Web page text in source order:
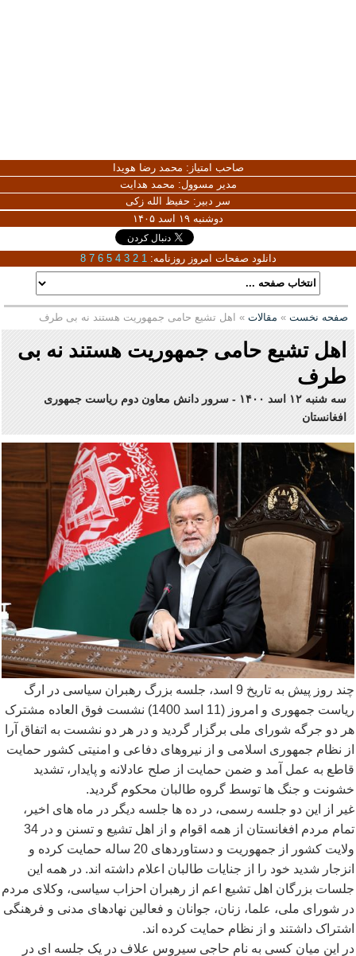
صاحب امتیاز: محمد رضا هویدا
مدیر مسوول: محمد هدایت
سر دبیر: حفیظ الله زکی
دوشنبه ۱۹ اسد ۱۴۰۵
دانلود صفحات امروز روزنامه: 1
2
3
4
5
6
7
8
صفحه نخست » مقالات » اهل تشیع حامی جمهوریت هستند نه بی طرف
اهل تشیع حامی جمهوریت هستند نه بی
طرف
سه شنبه ۱۲ اسد ۱۴۰۰ - سرور دانش معاون دوم ریاست جمهوری
افغانستان
چند روز پیش به تاریخ 9 اسد، جلسه بزرگ رهبران سیاسی در ارگ
ریاست جمهوری و امروز (11 اسد 1400) نشست فوق العاده مشترک
هر دو جرگه شورای ملی برگزار گردید و در هر دو نشست به اتفاق آرا
از نظام جمهوری اسلامی و از نیروهای دفاعی و امنیتی کشور حمایت
قاطع به عمل آمد و ضمن حمایت از صلح عادلانه و پایدار، تشدید
خشونت و جنگ ها توسط گروه طالبان محکوم گردید.
غیر از این دو جلسه رسمی، در ده ها جلسه دیگر در ماه های اخیر،
تمام مردم افغانستان از همه اقوام و از اهل تشیع و تسنن و در 34
ولایت کشور از جمهوریت و دستاوردهای 20 ساله حمایت کرده و
انزجار شدید خود را از جنایات طالبان اعلام داشته اند. در همه این
جلسات بزرگان اهل تشیع اعم از رهبران احزاب سیاسی، وکلای مردم
در شورای ملی، علما، زنان، جوانان و فعالین نهادهای مدنی و فرهنگی
اشتراک داشتند و از نظام حمایت کرده اند.
در این میان کسی به نام حاجی سیروس علاف در یک جلسه ای در